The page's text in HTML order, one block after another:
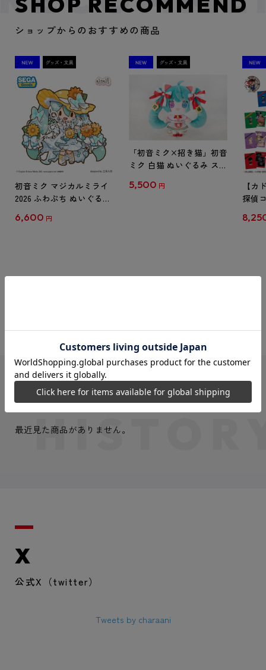
ショップからのおすすめの商品
初音ミク マジカルミライ
2026 ふわぷち ぬいぐるみ
6,600 円
「初音ミク×招き猫」初音
ミク 白猫 ぬいぐるみ スタ
5,500 円
【カ
探偵
クリ
最近見た商品
最近見た商品がありません。
X
公式X（twitter）
Tweets by charaani